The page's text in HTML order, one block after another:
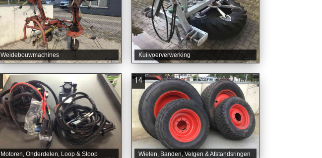
Weidebouwmachines Kuilvoerverwerking
Motoren, Onderdelen, Loop & Sloop
14
Wielen, Banden, Velgen & Afstandsringen